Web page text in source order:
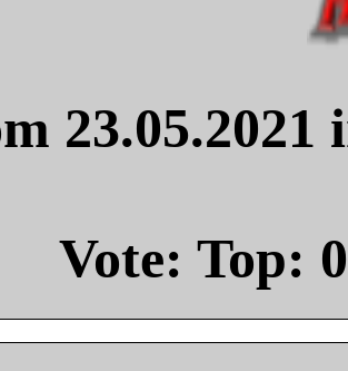
Vote: Top: 0